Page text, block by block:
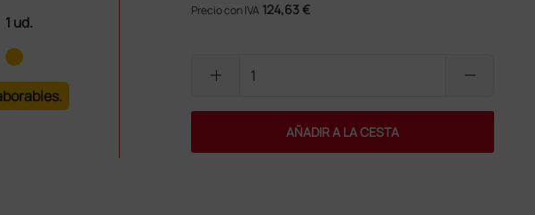
1 ud.
Precio con IVA 124,63 €
add remove
AÑADIR A LA CESTA